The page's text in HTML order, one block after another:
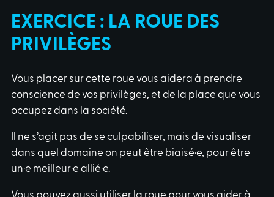
EXERCICE : LA ROUE DES
PRIVILÈGES
Vous placer sur cette roue vous aidera à prendre
conscience de vos privilèges, et de la place que vous
occupez dans la société.
Il ne s’agit pas de se culpabiliser, mais de visualiser
dans quel domaine on peut être biaisé·e, pour être
un·e meilleur·e allié·e.